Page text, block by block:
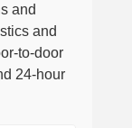
and
and
to-door
24-hour